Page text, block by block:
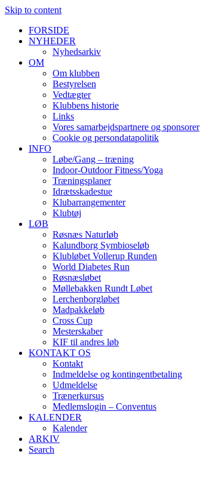
Skip to content
FORSIDE
NYHEDER
Nyhedsarkiv
OM
Om klubben
Bestyrelsen
Vedtægter
Klubbens historie
Links
Vores samarbejdspartnere og sponsorer
Cookie og persondatapolitik
INFO
Løbe/Gang – træning
Indoor-Outdoor Fitness/Yoga
Træningsplaner
Idrætsskadestue
Klubarrangementer
Klubtøj
LØB
Røsnæs Naturløb
Kalundborg Symbioseløb
Klubløbet Vollerup Runden
World Diabetes Run
Røsnæsløbet
Møllebakken Rundt Løbet
Lerchenborgløbet
Madpakkeløb
Cross Cup
Mesterskaber
KIF til andres løb
KONTAKT OS
Kontakt
Indmeldelse og kontingentbetaling
Udmeldelse
Trænerkursus
Medlemslogin – Conventus
KALENDER
Kalender
ARKIV
Search